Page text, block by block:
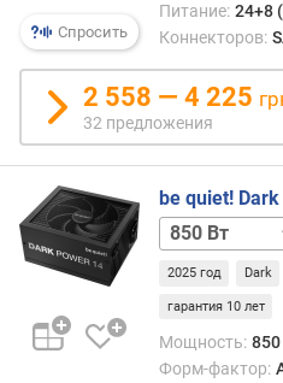
г
и
х
к
д
е
е
в
ы
м
п
о
Спросить
Питание: 24+8
Коннекторов:
2 558 — 4 225
32 предложения
be quiet!
1000 Вт1200 Вт
2025 год Dark
гарантия 10 лет
Мощность: 850
Форм-фактор: